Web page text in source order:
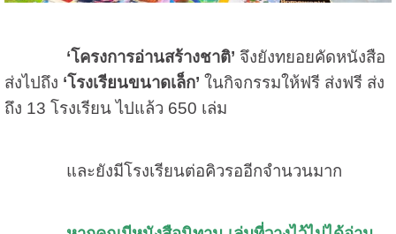
‘โครงการอ่านสร้างชาติ’ จึงยังทยอยคัดหนังสือ
ส่งไปถึง ‘โรงเรียนขนาดเล็ก’ ในกิจกรรมให้ฟรี ส่งฟรี ส่ง
ถึง 13 โรงเรียน ไปแล้ว 650 เล่ม
และยังมีโรงเรียนต่อคิวรออีกจำนวนมาก